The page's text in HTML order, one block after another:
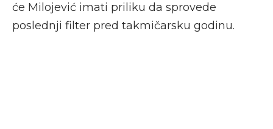
će Milojević imati priliku da sprovede
poslednji filter pred takmičarsku godinu.